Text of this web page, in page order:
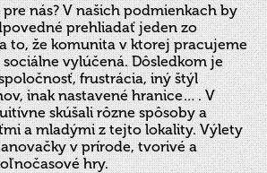
nás? V našich podmienkach by
prehliadať jeden zo
to, že komunita v ktorej pracujeme
vylúčená. Dôsledkom je
frustrácia, iný štýl
inak nastavené hranice… . V
skúšali rôzne spôsoby a
a mladými z tejto lokality. Výlety
v prírode, tvorivé a
hry.